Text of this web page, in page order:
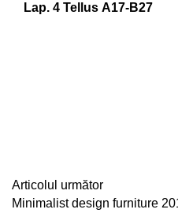
Lap. 4 Tellus A17-B27
Articolul următor
Minimalist design furniture